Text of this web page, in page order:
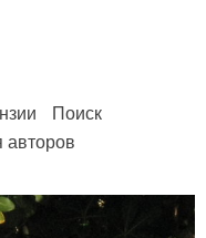
Поиск
авторов